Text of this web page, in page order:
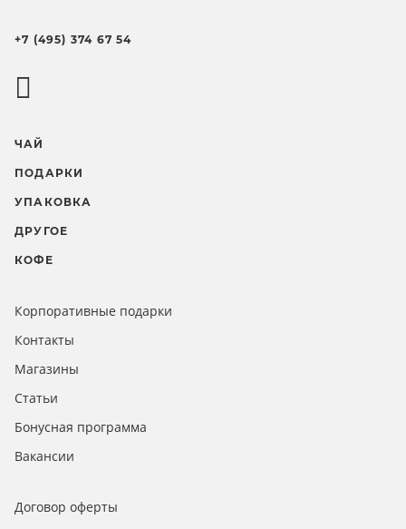
+7 (495) 374 67 54
ЧАЙ
ПОДАРКИ
УПАКОВКА
ДРУГОЕ
КОФЕ
Корпоративные подарки
Контакты
Магазины
Статьи
Бонусная программа
Вакансии
Договор оферты